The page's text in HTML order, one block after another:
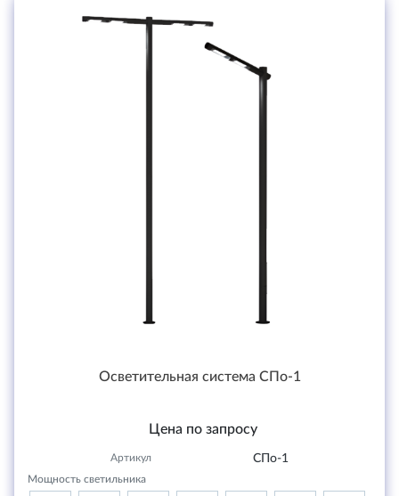
Осветительная система СПо-1
Цена по запросу
Артикул СПо-1
Мощность светильника